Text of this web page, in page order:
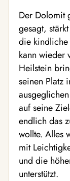
Der Dolomit
gesagt,
die kindliche
kann wieder
Heilstein
seinen Platz
auf seine
endlich das
wollte. Alles
mit
und die
unterstützt.